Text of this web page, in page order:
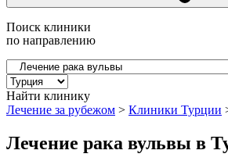
Поиск клиники
по направлению
Найти клинику
Лечение за рубежом > Клиники Турции
Лечение рака вульвы в